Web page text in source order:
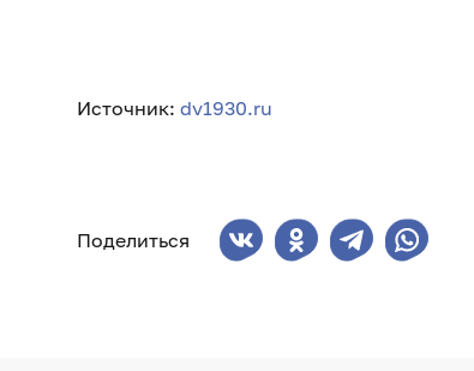
Источник: dv1930.ru
Поделиться